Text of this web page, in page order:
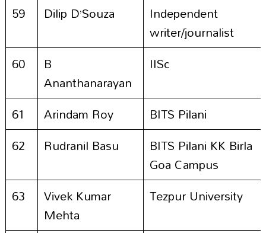
59
Dilip D’Souza
Independent
writer/journalist
60
B
Ananthanarayan
IISc
61 Arindam Roy
BITS Pilani
62
Rudranil Basu
BITS Pilani KK Birla
Goa Campus
63
Vivek Kumar
Mehta
Tezpur University